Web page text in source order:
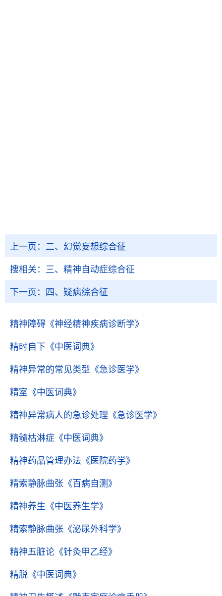
上一页： 二、幻觉妄想综合征
搜相关： 三、精神自动症综合征
下一页： 四、疑病综合征
精神障碍 《神经精神疾病诊断学》
精时自下 《中医词典》
精神异常的常见类型 《急诊医学》
精室 《中医词典》
精神异常病人的急诊处理 《急诊医学》
精髓枯淋症 《中医词典》
精神药品管理办法 《医院药学》
精索静脉曲张 《百病自测》
精神养生 《中医养生学》
精索静脉曲张 《泌尿外科学》
精神五脏论 《针灸甲乙经》
精脱 《中医词典》